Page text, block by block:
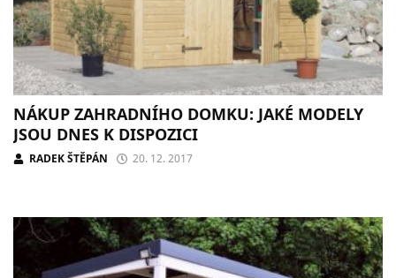
NÁKUP ZAHRADNÍHO DOMKU: JAKÉ MODELY
JSOU DNES K DISPOZICI
RADEK ŠTĚPÁN 20. 12. 2017